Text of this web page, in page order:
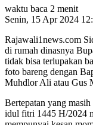
waktu baca 2 menit
Senin, 15 Apr 2024
Rajawali1news.com
di rumah dinasnya
tidak bisa terlupakan
foto bareng dengan
Muhdlor Ali atau Gus
Bertepatan yang
idul fitri 1445 H/2024